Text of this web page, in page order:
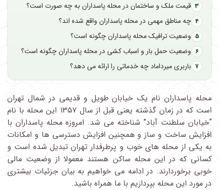
قیمت ملک و ساختمان در محله پاسداران به چه صورت است؟
چه مناطق مهمی در محله پاسداران واقع شده اند؟
وضعیت ترافیک محله پاسداران چگونه است؟
وضعیت حمل بار و اسباب کشی در محله پاسداران چگونه است؟
باربری میرداماد چه خدماتی را ارائه می دهد؟
محله پاسداران نام یک خیابان طویل و قدیمی در شمال تهران
است که در زمان گذشته یعنی قبل از سال ۱۳۵۷ این محله با نام
“خیابان سلطنت آباد” شناخته می شد. امروزه محله پاسداران با
افزایش ساخت و ساز و همچنین افزایش دسترسی ها و امکانات
به یکی از محله های خوب و پرطرفدار تهران تبدیل شده است و
کسانی که در این محله ساکن هستند معمولا از وضعیت مالی
خوبی برخوردارند. در ادامه می خواهیم به بیان جزئیات بیشتری
در مورد این محله بپردازیم با ما همراه باشید.